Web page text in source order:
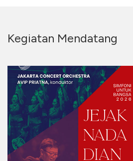
Kegiatan Mendatang